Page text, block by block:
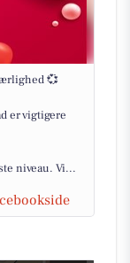
💞
er vigtigere
niveau. Vi...